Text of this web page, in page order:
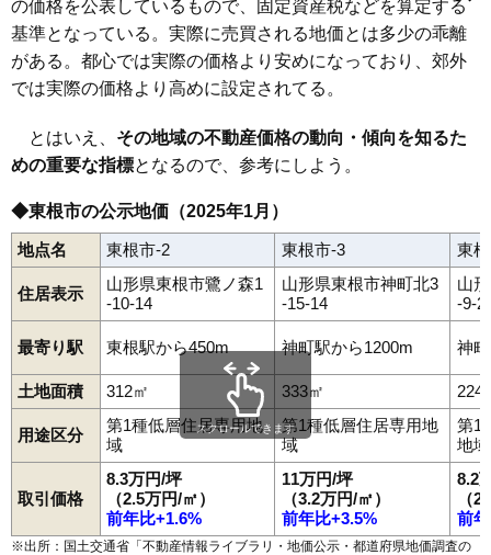
の価格を公表しているもので、固定資産税などを算定する
基準となっている。実際に売買される地価とは多少の乖離
がある。都心では実際の価格より安めになっており、郊外
では実際の価格より高めに設定されてる。
とはいえ、 その地域の不動産価格の動向・傾向を知るた
めの重要な指標となるので、参考にしよう。
◆東根市の公示地価（2025年1月）
地点名 東根市-2 東根市-3 東
住居表示
山形県東根市鷺ノ森1
-10-14
山形県東根市神町北3
-15-14
山
-9-
最寄り駅 東根駅から450m 神町駅から1200m 神
土地面積 312㎡ 333㎡ 224
用途区分
第1種低層住居専用地
域
第1種低層住居専用地
域
第1
地域
取引価格
8.3万円/坪
（2.5万円/㎡）
前年比+1.6%
11万円/坪
（3.2万円/㎡）
前年比+3.5%
8.2
（
前
スクロールできます
※出所：国土交通省「不動産情報ライブラリ・地価公示・都道府県地価調査の
鷺ノ森島大堀神町神町北神町中央神町西神町東神町南関山
中央中央西中央東 中島新田長瀞 荷口野川野田 羽入羽入東
東根本町 本丸西本丸南松沢三日町 宮崎四ツ家六田
さくらんぼ駅前中央南
神町駅 さくらんぼ東根駅東根駅